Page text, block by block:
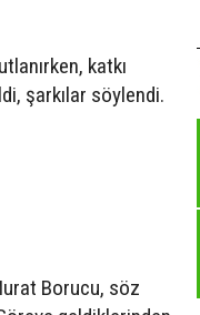
katkı
şarkılar söylendi.
Borucu, söz